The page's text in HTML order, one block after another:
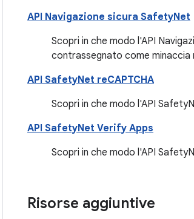
API Navigazione sicura SafetyNet
Scopri in che modo l'API
contrassegnato come minaccia
API SafetyNet reCAPTCHA
Scopri in che modo l'API
API SafetyNet Verify Apps
Scopri in che modo l'API
Risorse aggiuntive